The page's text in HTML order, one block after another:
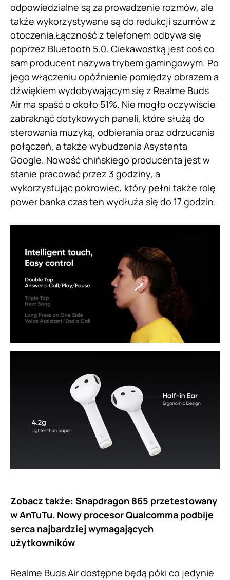
odpowiedzialne są za prowadzenie rozmów, ale
także wykorzystywane są do redukcji szumów z
otoczenia.Łączność z telefonem odbywa się
poprzez Bluetooth 5.0. Ciekawostką jest coś co
sam producent nazywa trybem gamingowym. Po
jego włączeniu opóźnienie pomiędzy obrazem a
dźwiękiem wydobywającym się z Realme Buds
Air ma spaść o około 51%. Nie mogło oczywiście
zabraknąć dotykowych paneli, które służą do
sterowania muzyką, odbierania oraz odrzucania
połączeń, a także wybudzenia Asystenta
Google. Nowość chińskiego producenta jest w
stanie pracować przez 3 godziny, a
wykorzystując pokrowiec, który pełni także rolę
power banka czas ten wydłuża się do 17 godzin.
Zobacz także: Snapdragon 865 przetestowany
w AnTuTu. Nowy procesor Qualcomma podbije
serca najbardziej wymagających
użytkowników
Realme Buds Air dostępne będą póki co jedynie